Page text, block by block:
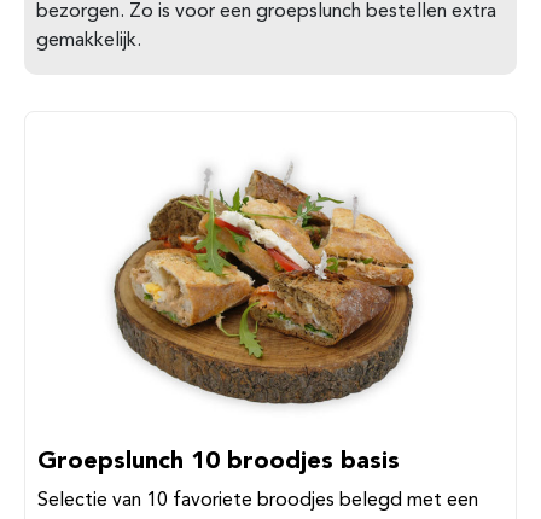
bezorgen. Zo is voor een groepslunch bestellen extra
gemakkelijk.
Groepslunch 10 broodjes basis
Selectie van 10 favoriete broodjes belegd met een